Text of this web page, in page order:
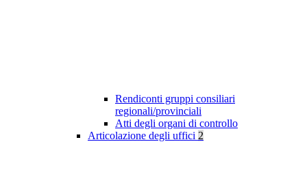
Rendiconti gruppi consiliari
regionali/provinciali
Atti degli organi di controllo
Articolazione degli uffici 2